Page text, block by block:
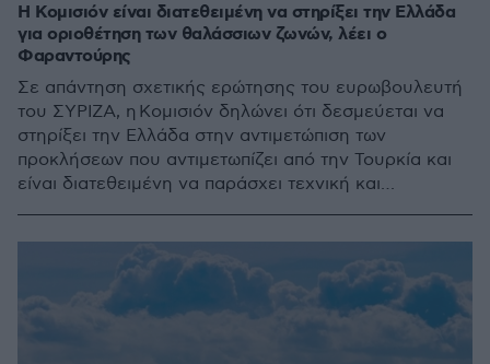
Η Κομισιόν είναι διατεθειμένη να στηρίξει την Ελλάδα
για οριοθέτηση των θαλάσσιων ζωνών, λέει ο
Φαραντούρης
Σε απάντηση σχετικής ερώτησης του ευρωβουλευτή
του ΣΥΡΙΖΑ, η Κομισιόν δηλώνει ότι δεσμεύεται να
στηρίξει την Ελλάδα στην αντιμετώπιση των
προκλήσεων που αντιμετωπίζει από την Τουρκία και
είναι διατεθειμένη να παράσχει τεχνική και